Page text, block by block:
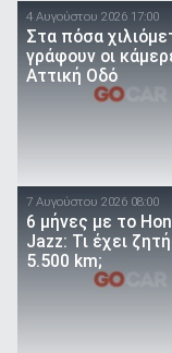
4 Αυγούστου 2026 17:00
Στα πόσα
γράφουν οι
Αττική Οδό
7 Αυγούστου 2026 08:00
6 μήνες με το
Jazz: Τι έχει
5.500 km;